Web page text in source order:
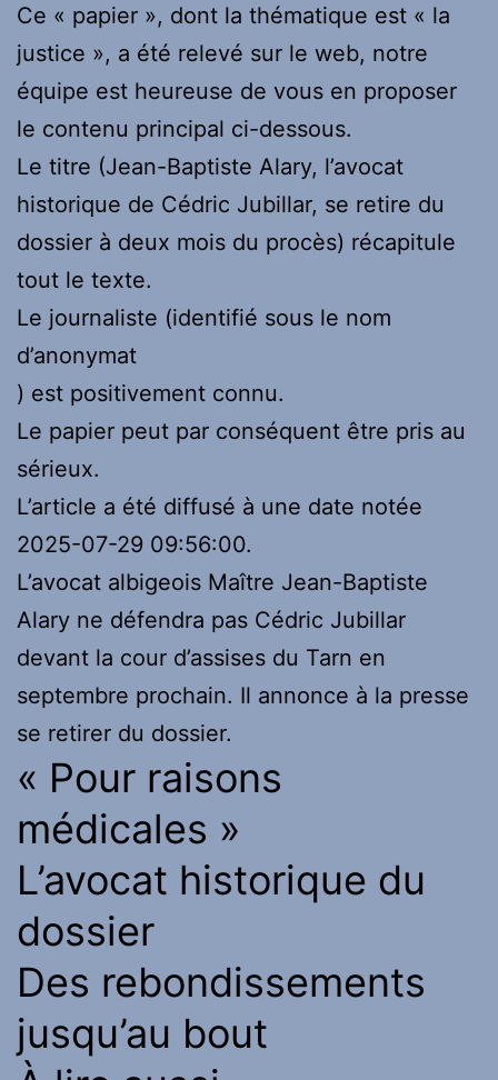
Ce « papier », dont la thématique est « la
justice », a été relevé sur le web, notre
équipe est heureuse de vous en proposer
le contenu principal ci-dessous.
Le titre (Jean-Baptiste Alary, l’avocat
historique de Cédric Jubillar, se retire du
dossier à deux mois du procès) récapitule
tout le texte.
Le journaliste (identifié sous le nom
d’anonymat
) est positivement connu.
Le papier peut par conséquent être pris au
sérieux.
L’article a été diffusé à une date notée
2025-07-29 09:56:00.
L’avocat albigeois Maître Jean-Baptiste
Alary ne défendra pas Cédric Jubillar
devant la cour d’assises du Tarn en
septembre prochain. Il annonce à la presse
se retirer du dossier.
« Pour raisons
médicales »
L’avocat historique du
dossier
Des rebondissements
jusqu’au bout